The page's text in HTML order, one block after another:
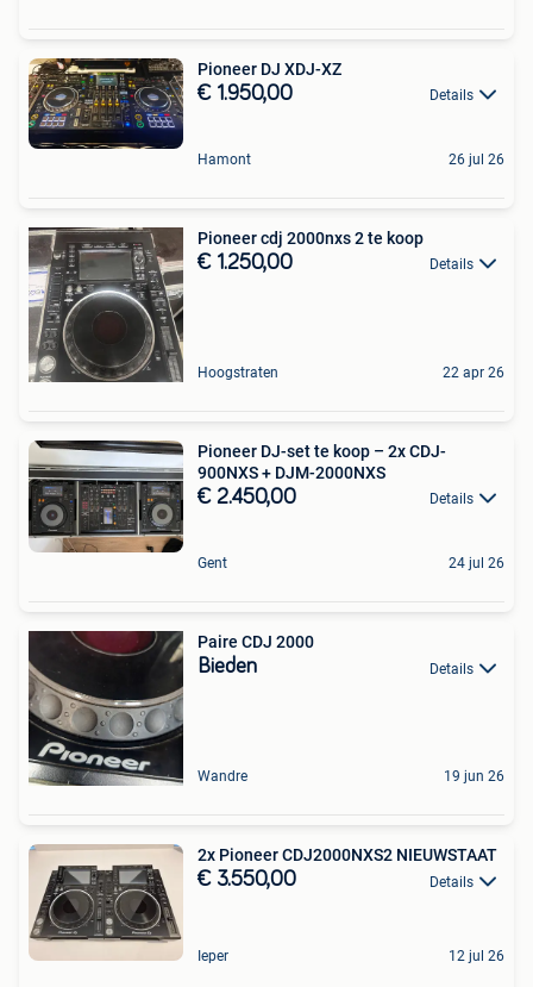
Pioneer DJ XDJ-XZ
€ 1.950,00 Details
Hamont 26 jul 26
Pioneer cdj 2000nxs 2 te koop
€ 1.250,00 Details
Hoogstraten 22 apr 26
Pioneer DJ-set te koop – 2x CDJ-
900NXS + DJM-2000NXS
€ 2.450,00 Details
Gent 24 jul 26
Paire CDJ 2000
Bieden Details
Wandre 19 jun 26
2x Pioneer CDJ2000NXS2 NIEUWSTAAT
€ 3.550,00 Details
Ieper 12 jul 26